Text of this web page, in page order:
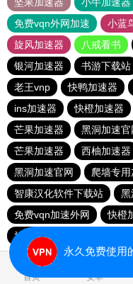
坚果加速器
小牛加速器
免费vqn外网加速
小蓝
旋风加速器
八戒看书
银河加速器
书游下载站
老王vnp
快鸭加速器
ins加速器
快橙加速器
芒果加速器
黑洞加速官
芒果加速器
西柚加速器
黑洞加速官网
爬墙专
智康汉化软件下载站
黑
免费vqn加速外网
快橙
旋风加速度器
首页 安卓
永久免费使用